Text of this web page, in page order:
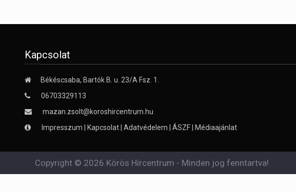
Kapcsolat
Békéscsaba, Bartók B. u. 23/A Fsz. 1.
06703329113
mazan.zsolt@koroshircentrum.hu
Impresszum | Kapcsolat| Adatvédelem | ÁSZF| Médiaajánlat
Copyright © 2026 Körös Hírcentrum - Minden jog fenntartva!